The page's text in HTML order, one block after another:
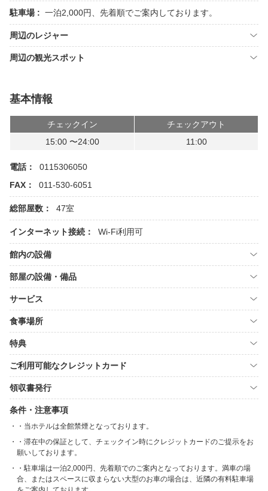
駐車場 : 一泊2,000円、先着順でご案内しております。
周辺のレジャー
周辺の観光スポット
基本情報
チェックイン
チェックアウト
15:00 〜24:00
11:00
電話：
0115306050
FAX：
011-530-6051
総部屋数： 47室
インターネット接続： Wi-Fi利用可
館内の設備
部屋の設備・備品
サービス
食事場所
特典
ご利用可能なクレジットカード
領収書発行
条件・注意事項
・当ホテルは全館禁煙となっております。
・滞在中の保証として、チェックイン時にクレジットカードのご提示をお
願いしております。
・駐車場は一泊2,000円、先着順でのご案内となっております。満車の場
合、またはスペースに収まらない大型のお車の場合は、近隣の有料駐車場